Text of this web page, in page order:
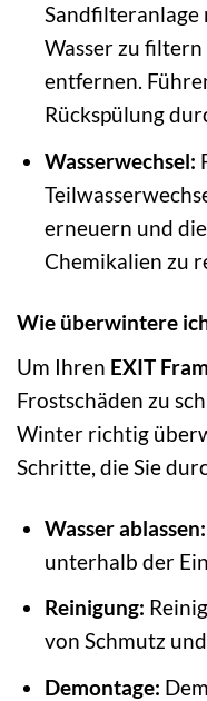
Sandfilteranlage
Wasser zu
entfernen.
Rückspülung
Wasserwechsel:
erneuern und
Chemikalien zu
Wie überwintere
Um Ihren EXIT
Frostschäden zu
Winter richtig
Schritte, die Sie
Wasser ablassen:
unterhalb der
Reinigung:
von Schmutz
Demontage: